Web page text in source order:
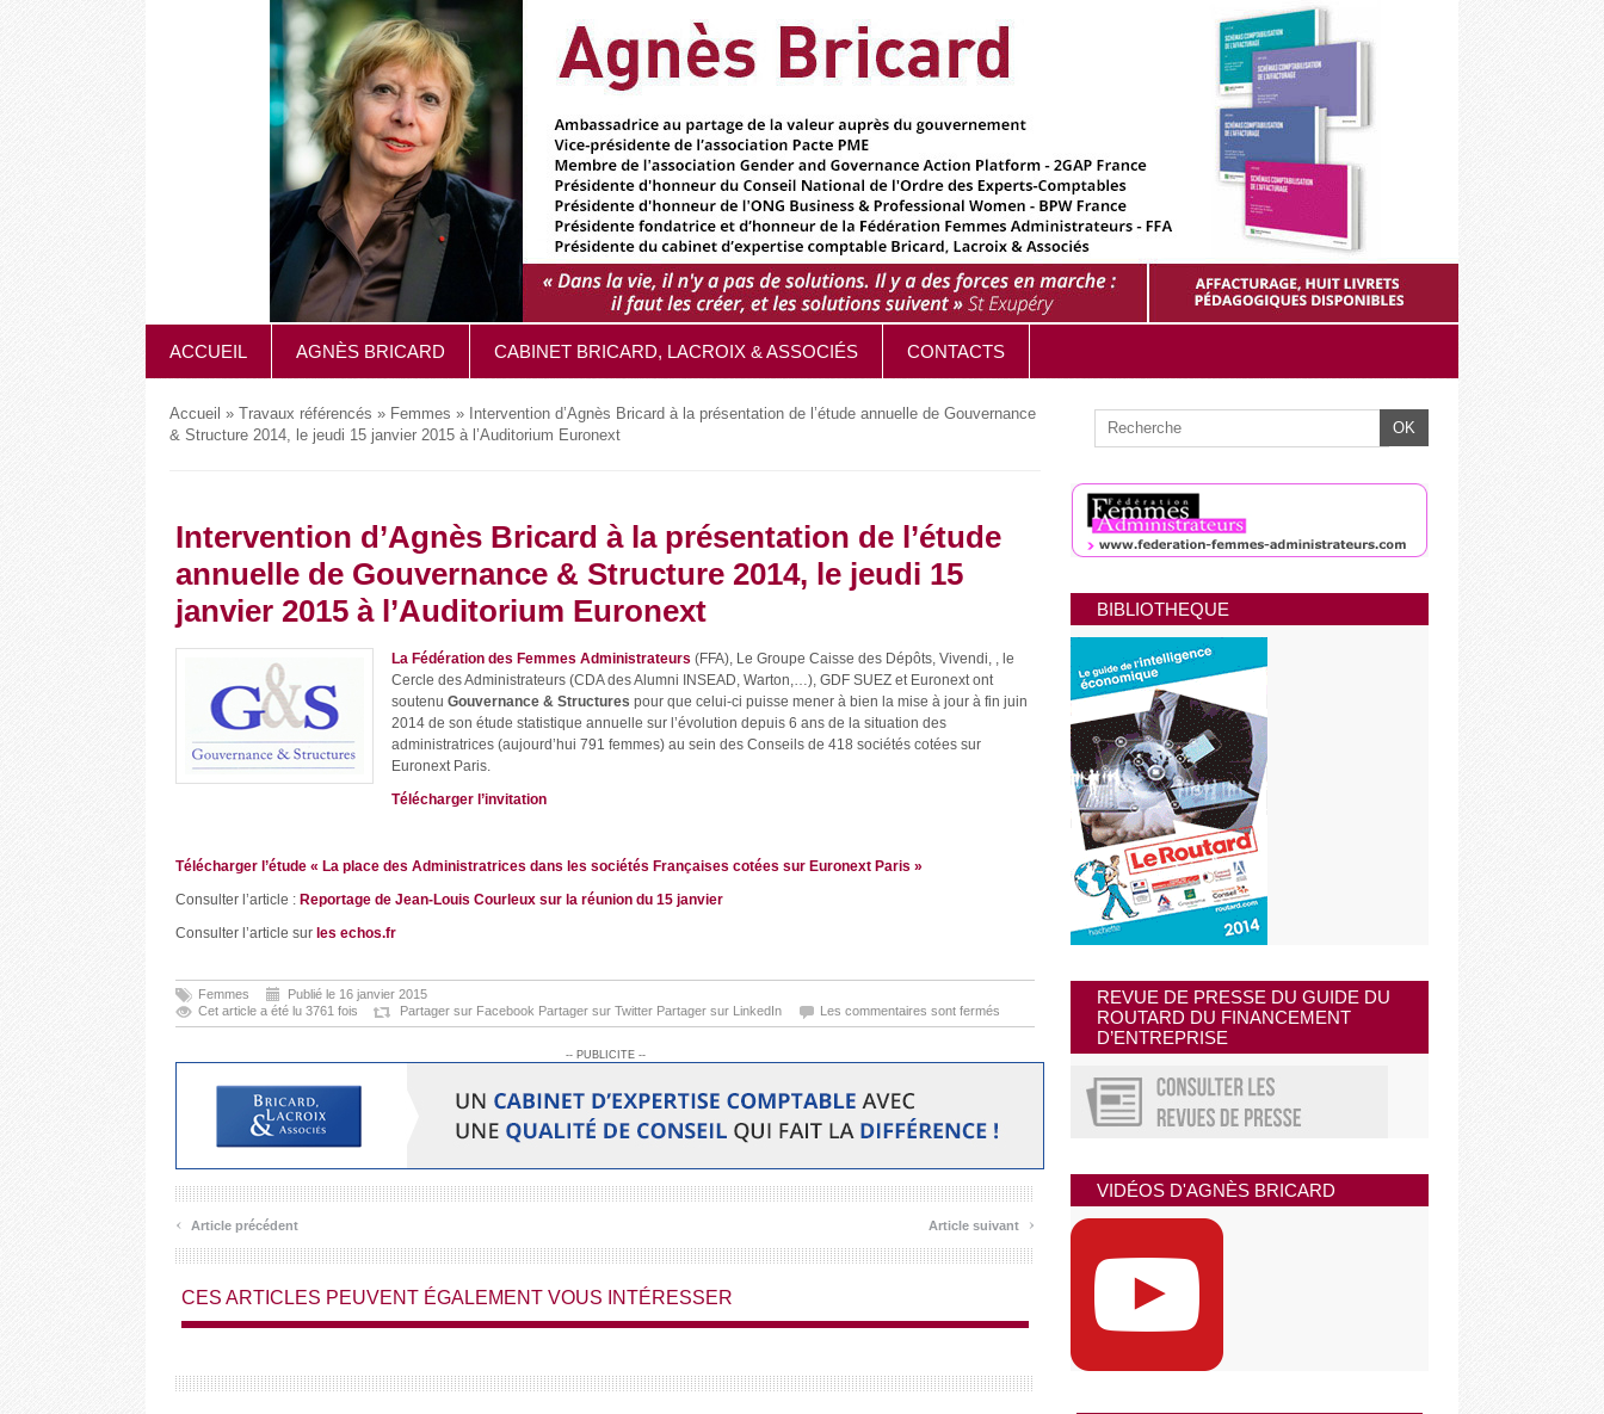
ACCUEIL AGNÈS BRICARD CABINET BRICARD, LACROIX & ASSOCIÉS CONTACTS
Accueil » Travaux référencés » Femmes » Intervention d’Agnès Bricard à la présentation de l’étude annuelle de Gouvernance
& Structure 2014, le jeudi 15 janvier 2015 à l’Auditorium Euronext
Intervention d’Agnès Bricard à la présentation de l’étude
annuelle de Gouvernance & Structure 2014, le jeudi 15
janvier 2015 à l’Auditorium Euronext
La Fédération des Femmes Administrateurs (FFA), Le Groupe Caisse des Dépôts, Vivendi, , le
Cercle des Administrateurs (CDA des Alumni INSEAD, Warton,…), GDF SUEZ et Euronext ont
soutenu Gouvernance & Structures pour que celui-ci puisse mener à bien la mise à jour à fin juin
2014 de son étude statistique annuelle sur l’évolution depuis 6 ans de la situation des
administratrices (aujourd’hui 791 femmes) au sein des Conseils de 418 sociétés cotées sur
Euronext Paris.
Télécharger l’invitation
Télécharger l’étude « La place des Administratrices dans les sociétés Françaises cotées sur Euronext Paris »
Consulter l’article : Reportage de Jean-Louis Courleux sur la réunion du 15 janvier
Consulter l’article sur les echos.fr
Femmes
Publié le 16 janvier 2015
Cet article a été lu 3761 fois
Partager sur Facebook Partager sur Twitter Partager sur LinkedIn Les commentaires sont fermés
-- PUBLICITE --
‹ Article précédent Article suivant ›
CES ARTICLES PEUVENT ÉGALEMENT VOUS INTÉRESSER
BIBLIOTHEQUE
REVUE DE PRESSE DU GUIDE DU
ROUTARD DU FINANCEMENT
D’ENTREPRISE
VIDÉOS D'AGNÈS BRICARD